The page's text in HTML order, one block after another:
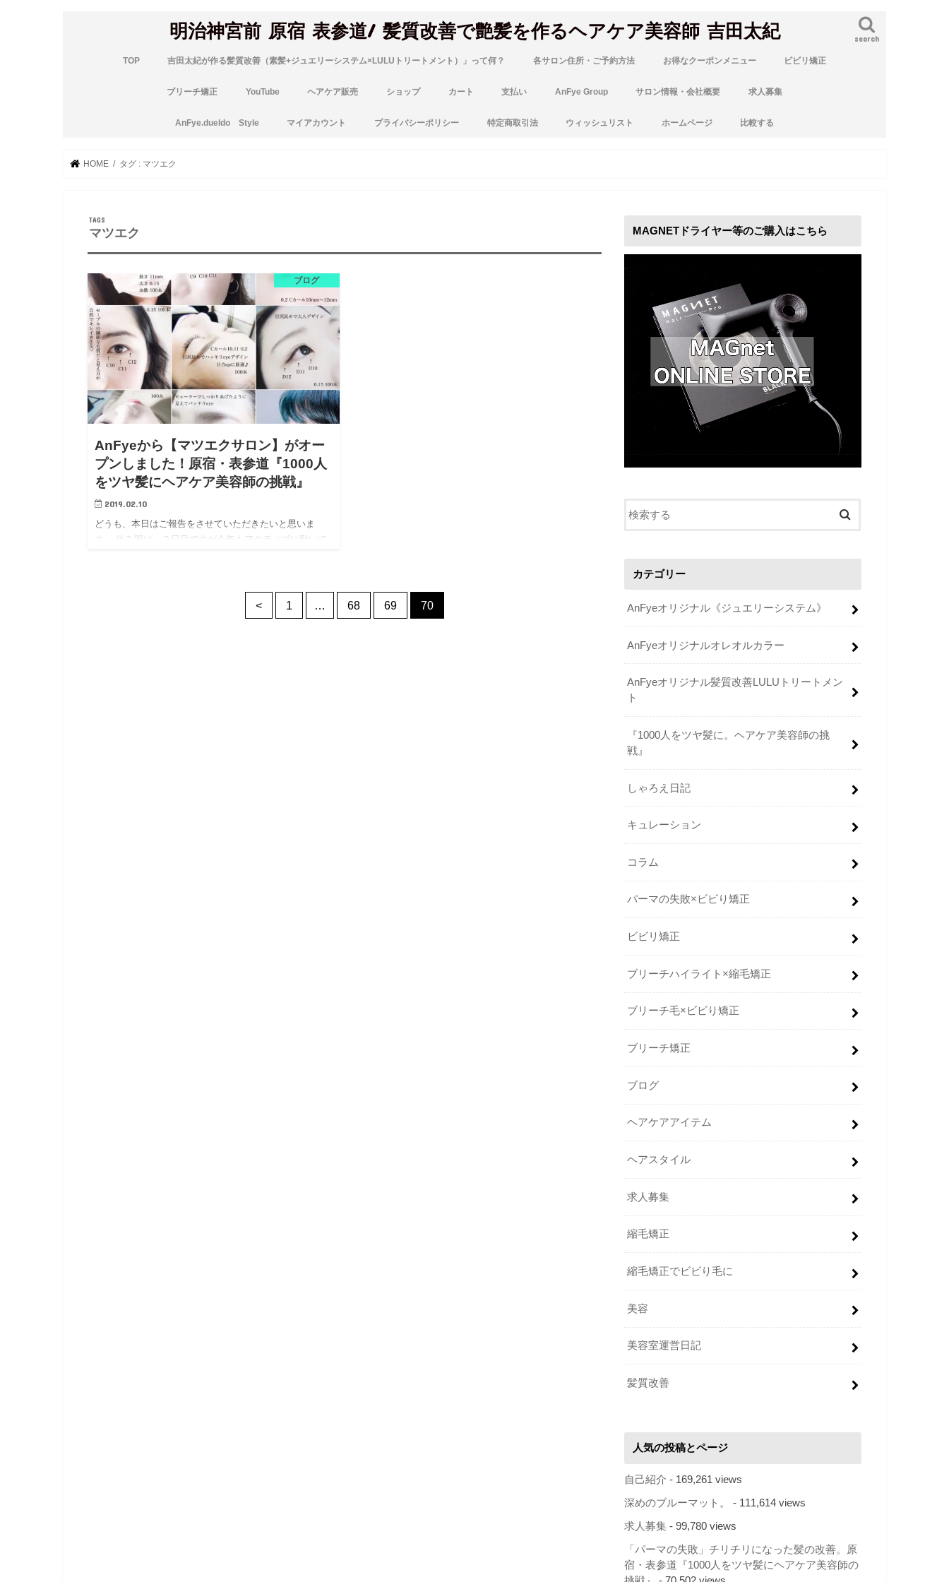
明治神宮前 原宿 表参道/ 髪質改善で艶髪を作るヘアケア美容師 吉田太紀 search
TOP 吉田太紀が作る髪質改善（素髪+ジュエリーシステム×LULUトリートメント）」って何？ 各サロン住所・ご予約方法 お得なクーポンメニュー ビビリ矯正
ブリーチ矯正 YouTube ヘアケア販売 ショップ カート 支払い AnFye Group サロン情報・会社概要 求人募集
AnFye.dueldo Style マイアカウント プライバシーポリシー 特定商取引法 ウィッシュリスト ホームページ 比較する
HOME タグ : マツエク
マツエク
ブログ
AnFyeから【マツエクサロン】がオー
プンしました！原宿・表参道『1000人
をツヤ髪にヘアケア美容師の挑戦』
2019.02.10
どうも、本日はご報告をさせていただきたいと思いま
す。 休み明け、２日目ですが今年もアクティブに動いて
< 1 … 68 69 70
MAGNETドライヤー等のご購入はこちら
カテゴリー
AnFyeオリジナル《ジュエリーシステム》
AnFyeオリジナルオレオルカラー
AnFyeオリジナル髪質改善LULUトリートメン
ト
『1000人をツヤ髪に。ヘアケア美容師の挑
戦』
しゃろえ日記
キュレーション
コラム
パーマの失敗×ビビり矯正
ビビリ矯正
ブリーチハイライト×縮毛矯正
ブリーチ毛×ビビり矯正
ブリーチ矯正
ブログ
ヘアケアアイテム
ヘアスタイル
求人募集
縮毛矯正
縮毛矯正でビビり毛に
美容
美容室運営日記
髪質改善
人気の投稿とページ
自己紹介 - 169,261 views
深めのブルーマット。 - 111,614 views
求人募集 - 99,780 views
「パーマの失敗」チリチリになった髪の改善。原
宿・表参道『1000人をツヤ髪にヘアケア美容師の